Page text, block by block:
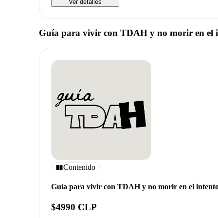
Ver detalles
Guía para vivir con TDAH y no morir en el
Contenido
Guía para vivir con TDAH y no morir en el
$4990 CLP